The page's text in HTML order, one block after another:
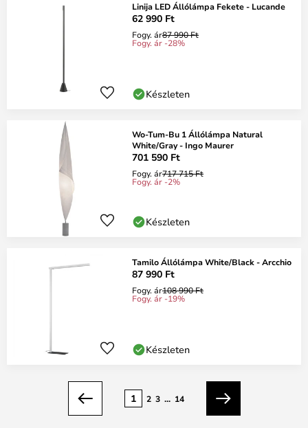
Linija LED Állólámpa Fekete - Lucande
62 990 Ft
Fogy. ár87 990 Ft
Fogy. ár -28%
Készleten
Wo-Tum-Bu 1 Állólámpa Natural
White/Gray - Ingo Maurer
701 590 Ft
Fogy. ár717 715 Ft
Fogy. ár -2%
Készleten
Tamilo Állólámpa White/Black - Arcchio
87 990 Ft
Fogy. ár108 990 Ft
Fogy. ár -19%
Készleten
Előző
1 2 3 ... 14
Következő